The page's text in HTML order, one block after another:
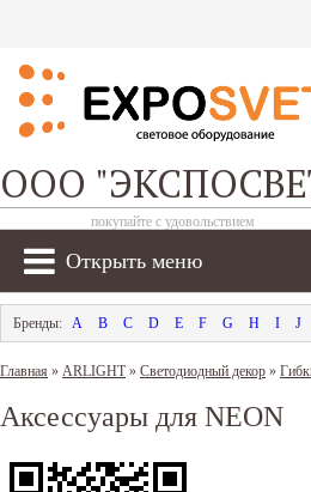
ООО
покупайте с удовольствием
Открыть меню
A B C D E F G H I J
Главная » ARLIGHT» Светодиодный декор »
Аксессуары для NEON